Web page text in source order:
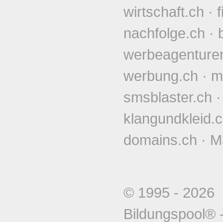
wirtschaft.ch ·
nachfolge.ch ·
werbung.ch ·
smsblaster.ch
domains.ch ·
© 1995 -
Bildungspool®